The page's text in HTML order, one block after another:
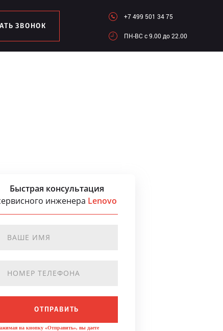
ЗВОНОК
+7 499 501 34 75
ПН-ВC c 9.00 до 22.00
Быстрая консультация
инженера Lenovo
ОТПРАВИТЬ
на кнопку «Отправить», вы даете